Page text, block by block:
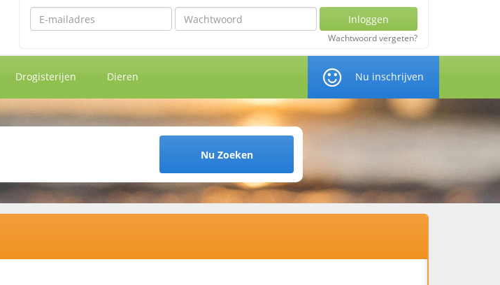
Emailadres Wachtwoord Inloggen
Wachtwoord vergeten?
Drogisterijen Dieren Nu inschrijven
Nu Zoeken